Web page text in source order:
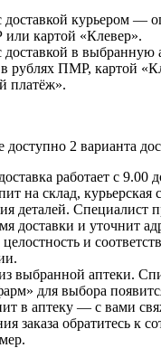
доставкой курьером —
картой «Клевер».
доставкой в выбранную
рублях ПМР, картой
платёж».
доступно 2 варианта
работает с 9.00
на склад, курьерская
деталей. Специалист
доставки и уточнит
и
выбранной аптеки.
для выбора
в аптеку — с вами
заказа обратитесь к